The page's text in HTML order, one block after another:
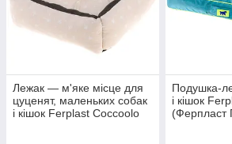
Лежак — м'яке місце для
цуценят, маленьких собак
і кішок Ferplast Coccoolo
Подушка-
і кішок
(Ферпласт